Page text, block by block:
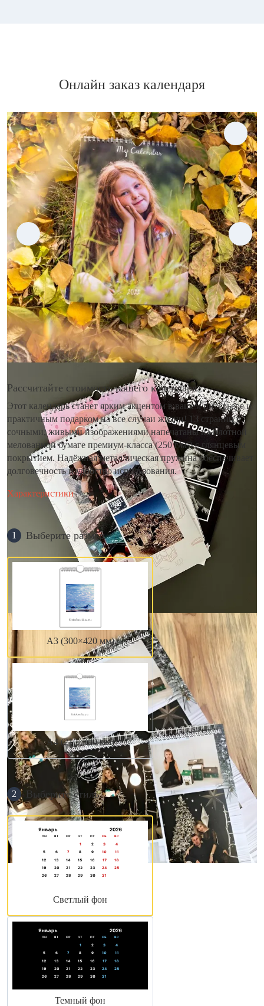
Онлайн заказ календаря
Рассчитайте стоимость вашего календаря
Этот календарь станет ярким акцентом в вашем интерьере и
практичным подарком на все случаи жизни! 13 страниц с
сочными, живыми изображениями напечатаны на плотной
мелованной бумаге премиум-класса (250 г/м²) с глянцевым
покрытием. Надёжная металлическая пружина обеспечивает
долговечность и удобство использования.
Характеристики
1 Выберите размер
А3 (300×420 мм)
А4 (210×300 мм)
2 Выберите стиль
Светлый фон
Темный фон